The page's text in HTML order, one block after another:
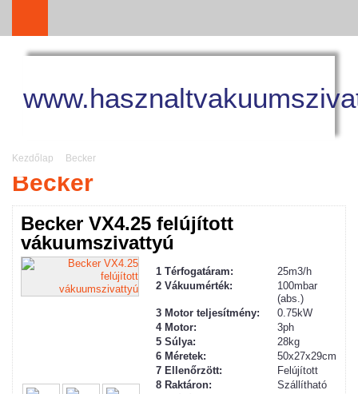
Kezdőlap Becker
Becker
Becker VX4.25 felújított
vákuumszivattyú
1 Térfogatáram:
25m3/h
2 Vákuumérték:
100mbar
(abs.)
3 Motor teljesítmény:
0.75kW
4 Motor:
3ph
5 Súlya:
28kg
6 Méretek:
50x27x29cm
7 Ellenőrzött:
Felújított
8 Raktáron:
Szállítható